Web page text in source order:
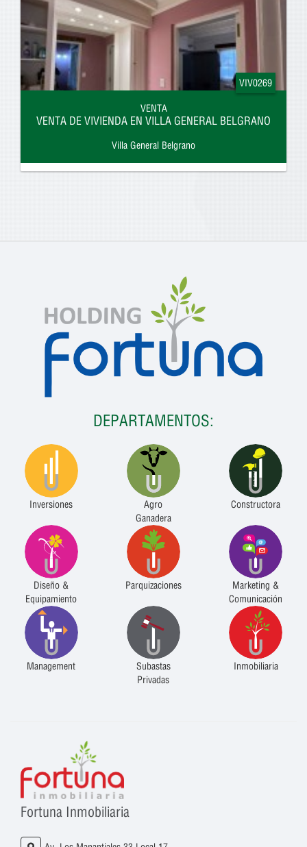
VIV0269
VENTA
VENTA DE VIVIENDA EN VILLA GENERAL BELGRANO
Villa General Belgrano
DEPARTAMENTOS:
Inversiones
Agro
Ganadera
Constructora
Diseño &
Equipamiento
Parquizaciones
Marketing &
Comunicación
Management
Subastas
Privadas
Inmobiliaria
Fortuna Inmobiliaria